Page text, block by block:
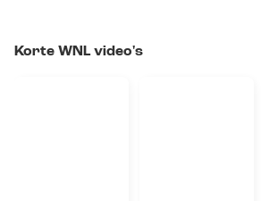
Korte WNL video's